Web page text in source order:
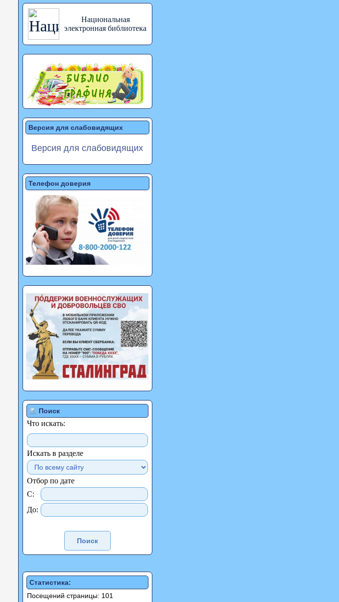
Национальная
электронная библиотека
Версия для слабовидящих
Версия для слабовидящих
Телефон доверия
Поиск
Что искать:
Искать в разделе
Отбор по дате
С:
До:
Статистика:
Посещений страницы: 101